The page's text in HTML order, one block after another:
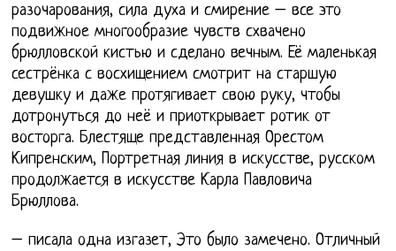
разочарования, сила духа и смирение – все это
подвижное многообразие чувств схвачено
брюлловской кистью и сделано вечным. Её маленькая
сестрёнка с восхищением смотрит на старшую
девушку и даже протягивает свою руку, чтобы
дотронуться до неё и приоткрывает ротик от
восторга. Блестяще представленная Орестом
Кипренским, Портретная линия в искусстве, русском
продолжается в искусстве Карла Павловича
Брюллова.
– писала одна изгазет, Это было замечено. Отличный